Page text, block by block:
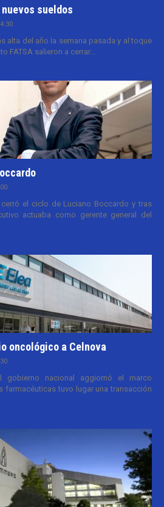
sueldos
alta del año la semana pasada y al toque
FATSA salieron a cerrar...
el ciclo de Luciano Boccardo y tras
actuaba como gerente general del
oncológico a Celnova
nacional aggiornó el marco
farmacéuticas tuvo lugar una transacción